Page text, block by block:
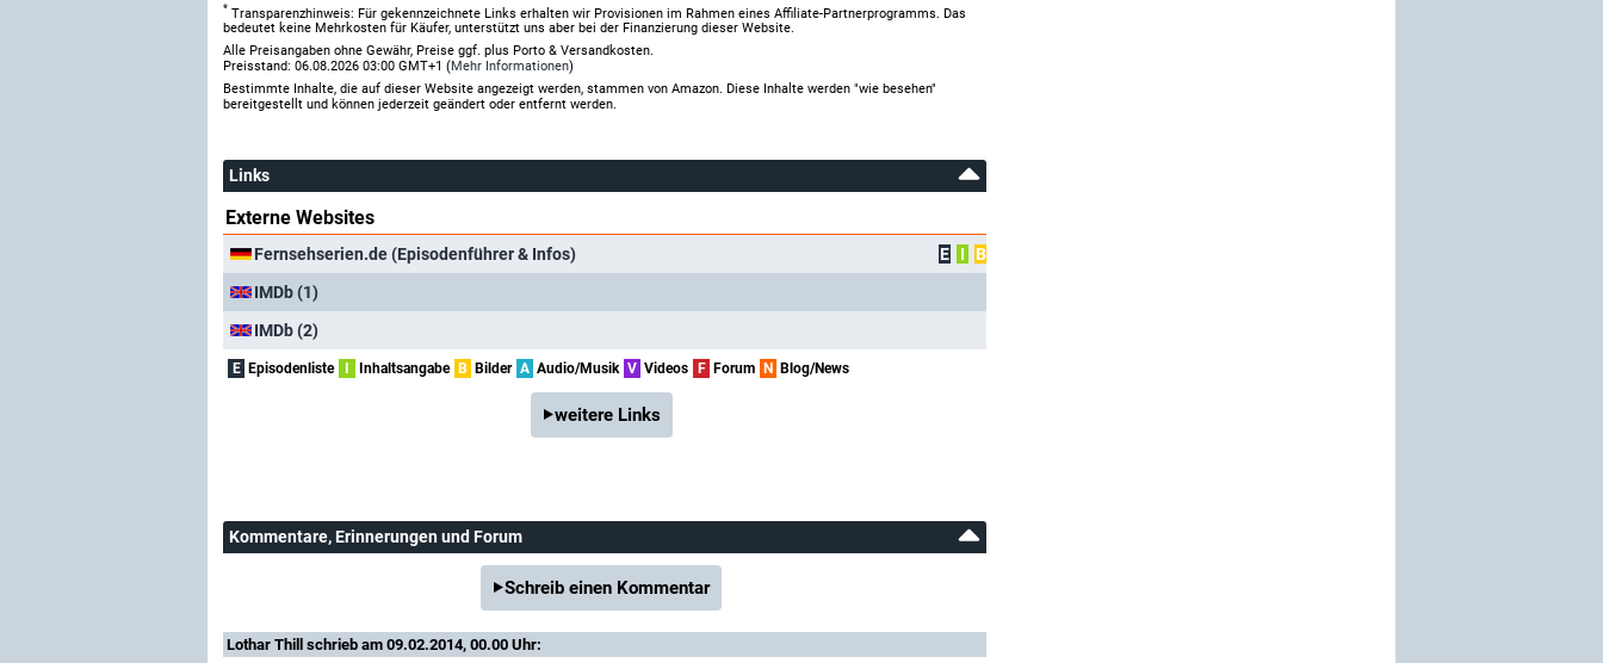
* Transparenzhinweis: Für gekennzeichnete Links erhalten wir Provisionen im Rahmen eines Affiliate-Partnerprogramms. Das
bedeutet keine Mehrkosten für Käufer, unterstützt uns aber bei der Finanzierung dieser Website.
Alle Preisangaben ohne Gewähr, Preise ggf. plus Porto & Versandkosten.
Preisstand: 06.08.2026 03:00 GMT+1 (Mehr Informationen)
Bestimmte Inhalte, die auf dieser Website angezeigt werden, stammen von Amazon. Diese Inhalte werden "wie besehen"
bereitgestellt und können jederzeit geändert oder entfernt werden.
Links
Externe Websites
Fernsehserien.de (Episodenführer & Infos) E I
B
IMDb (1)
IMDb (2)
E Episodenliste Inhaltsangabe B Bilder A Audio/Musik V Videos F Forum N Blog/News
weitere Links
Kommentare, Erinnerungen und Forum
Schreib einen Kommentar
Lothar Thill schrieb am 09.02.2014, 00.00 Uhr: